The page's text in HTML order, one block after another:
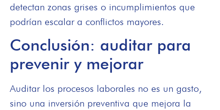
detectan zonas grises o incumplimientos que
podrían escalar a conflictos mayores.
Conclusión: auditar para
prevenir y mejorar
Auditar los procesos laborales no es un gasto,
sino una inversión preventiva que mejora la